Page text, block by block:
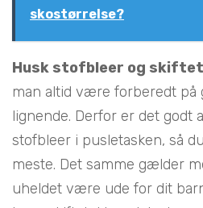
skostørrelse?
Husk stofbleer og
man altid være forberedt på
lignende. Derfor er det godt
stofbleer i pusletasken, så
meste. Det samme gælder
uheldet være ude for dit